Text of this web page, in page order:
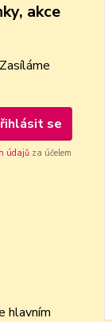
akce
se
údajů za účelem
hlavním